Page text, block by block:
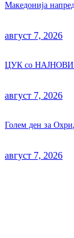
Македонија
август 7, 2026
ЦУК со НАЈНОВИ
август 7, 2026
Голем ден за
август 7, 2026